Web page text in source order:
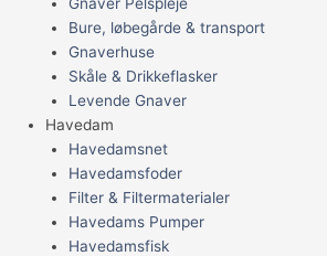
Bure, løbegårde & transport
Gnaverhuse
Skåle & Drikkeflasker
Levende Gnaver
Havedam
Havedamsnet
Havedamsfoder
Filter & Filtermaterialer
Havedams Pumper
Havedamsfisk